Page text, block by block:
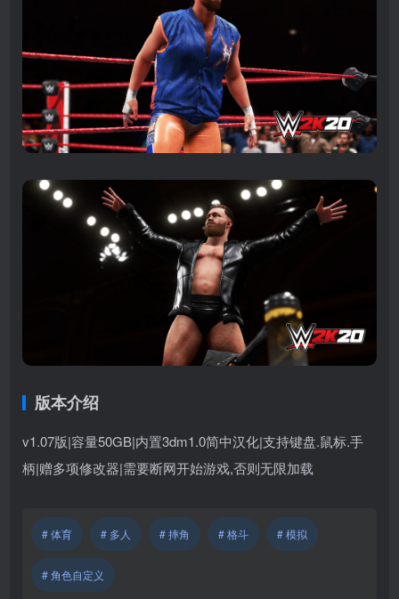
版本介绍
v1.07版|容量50GB|内置3dm1.0简中汉化|支持键盘.鼠标.手
柄|赠多项修改器|需要断网开始游戏,否则无限加载
# 体育 # 多人 # 摔角 # 格斗 # 模拟
# 角色自定义